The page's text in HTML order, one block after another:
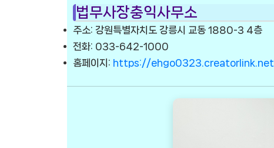
법무사장충익사무소
주소: 강원특별자치도 강릉시 교동 1880-3 4층
전화: 033-642-1000
홈페이지: https://ehgo0323.creatorlink.net